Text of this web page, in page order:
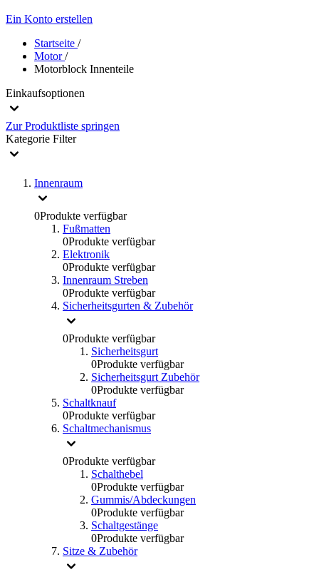
Ein Konto erstellen
Startseite /
Motor/
Motorblock Innenteile
Einkaufsoptionen
Zur Produktliste springen
Kategorie Filter
Innenraum
0Produkte verfügbar
Fußmatten
0Produkte verfügbar
Elektronik
0Produkte verfügbar
Innenraum Streben
0Produkte verfügbar
Sicherheitsgurten & Zubehör
0Produkte verfügbar
Sicherheitsgurt
0Produkte verfügbar
Sicherheitsgurt Zubehör
0Produkte verfügbar
Schaltknauf
0Produkte verfügbar
Schaltmechanismus
0Produkte verfügbar
Schalthebel
0Produkte verfügbar
Gummis/Abdeckungen
0Produkte verfügbar
Schaltgestänge
0Produkte verfügbar
Sitze & Zubehör